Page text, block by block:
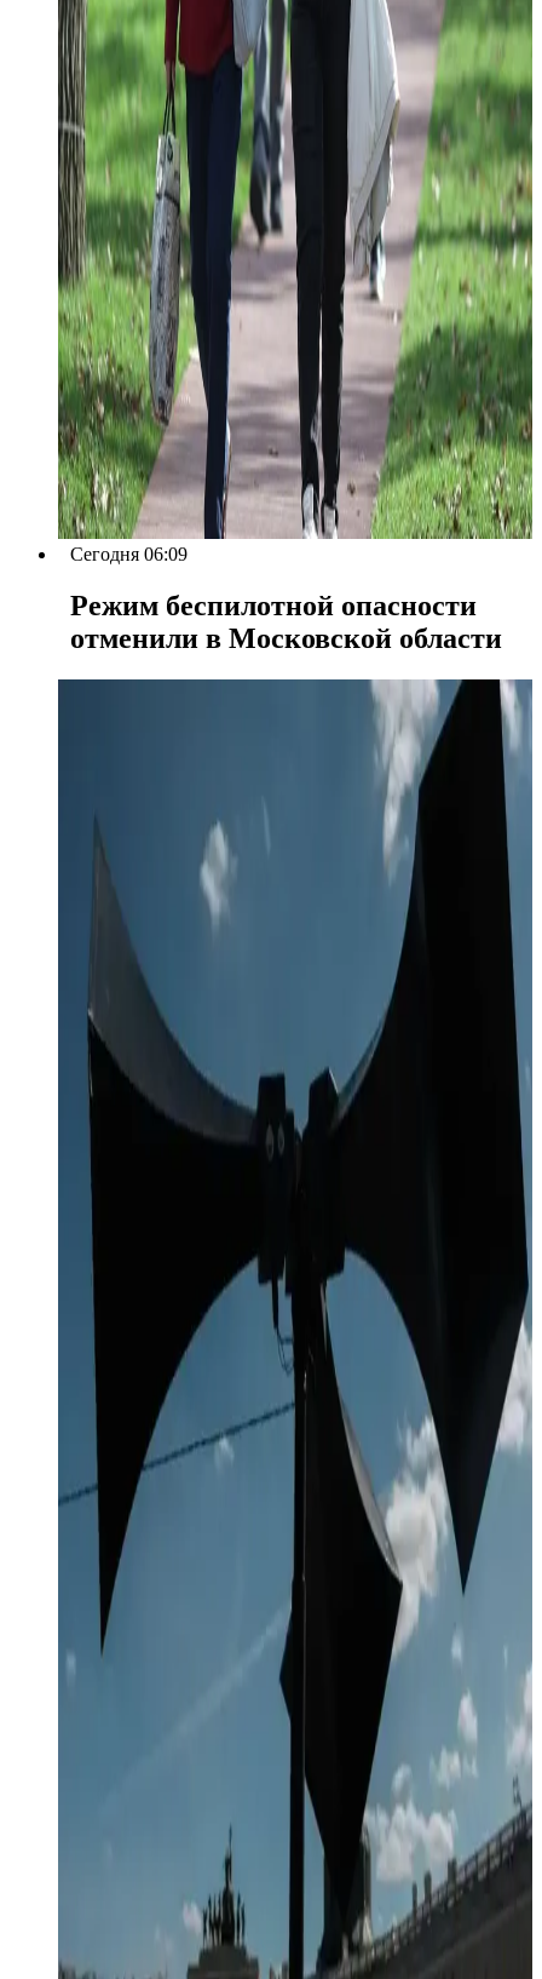
Сегодня 06:09
Режим беспилотной опасности
отменили в Московской области